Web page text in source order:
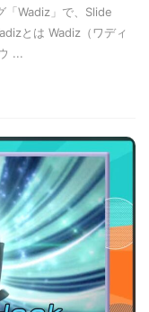
「Wadiz」で、Slide
とは Wadiz（ワディ
...